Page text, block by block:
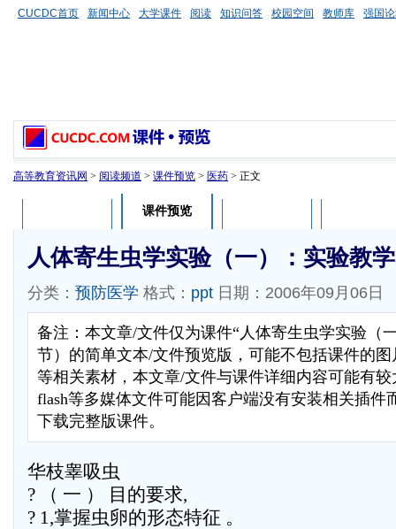
CUCDC首页 新闻中心 大学课件 阅读 知识问答 校园空间 教师库 强国
高等教育资讯网 > 阅读频道 > 课件预览 > 医药 > 正文
课件预览
人体寄生虫学实验（一）：实验教
分类： 预防医学 格式： ppt 日期：2006年09月06日
备注：本文章/文件仅为课件“人体寄生虫学实验（
节）的简单文本/文件预览版，可能不包括课件的
等相关素材，本文章/文件与课件详细内容可能有
flash等多媒体文件可能因客户端没有安装相关插件
下载完整版课件。
华枝睾吸虫
? （ 一 ） 目的要求,
? 1,掌握虫卵的形态特征 。